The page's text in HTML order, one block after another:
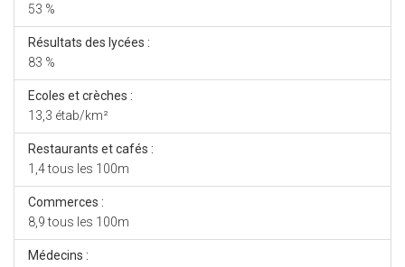
53 %
Résultats des lycées :
83 %
Ecoles et crèches :
13,3 étab/km²
Restaurants et cafés :
1,4 tous les 100m
Commerces :
8,9 tous les 100m
Médecins :